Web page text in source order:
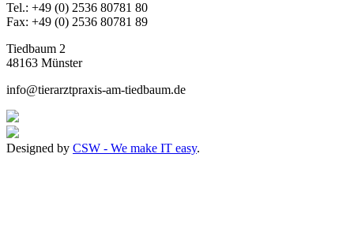
Tel.: +49 (0) 2536 80781 80
Fax: +49 (0) 2536 80781 89
Tiedbaum 2
48163 Münster
info@tierarztpraxis-am-tiedbaum.de
Designed by CSW - We make IT easy.